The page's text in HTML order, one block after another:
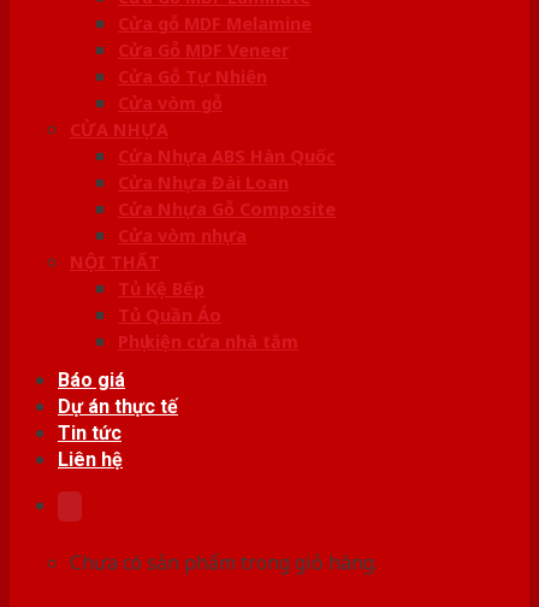
Cửa gỗ MDF Melamine
Cửa Gỗ MDF Veneer
Cửa Gỗ Tự Nhiên
Cửa vòm gỗ
CỬA NHỰA
Cửa Nhựa ABS Hàn Quốc
Cửa Nhựa Đài Loan
Cửa Nhựa Gỗ Composite
Cửa vòm nhựa
NỘI THẤT
Tủ Kệ Bếp
Tủ Quần Áo
Phụ kiện cửa nhà tắm
Báo giá
Dự án thực tế
Tin tức
Liên hệ
Chưa có sản phẩm trong giỏ hàng.